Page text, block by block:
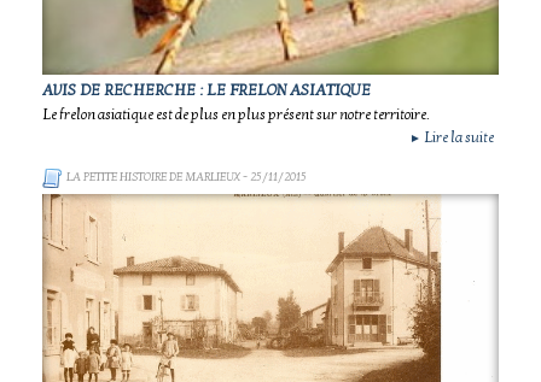
AVIS DE RECHERCHE : LE FRELON ASIATIQUE
Le frelon asiatique est de plus en plus présent sur notre territoire.
► Lire la suite
LA PETITE HISTOIRE DE MARLIEUX- 25/11/2015